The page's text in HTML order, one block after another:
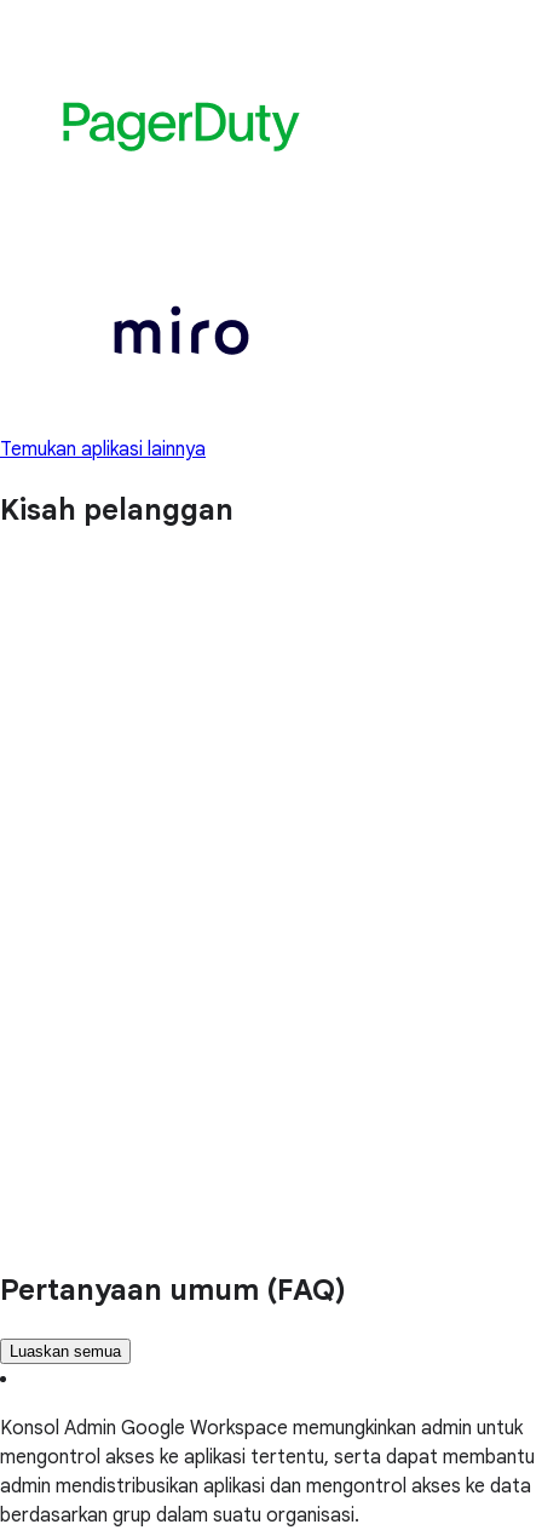
Temukan aplikasi lainnya
Kisah pelanggan
Pertanyaan umum (FAQ)
Luaskan semua
Konsol Admin Google Workspace memungkinkan admin untuk
mengontrol akses ke aplikasi tertentu, serta dapat membantu
admin mendistribusikan aplikasi dan mengontrol akses ke data
berdasarkan grup dalam suatu organisasi.